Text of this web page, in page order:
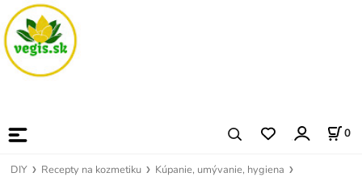
0
DIY Recepty na kozmetiku Kúpanie, umývanie, hygiena